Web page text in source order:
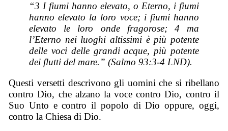
“3 I fiumi hanno elevato, o Eterno, i fiumi
hanno elevato la loro voce; i fiumi hanno
elevato le loro onde fragorose; 4 ma
l’Eterno nei luoghi altissimi è più potente
delle voci delle grandi acque, più potente
dei flutti del mare.” (Salmo 93:3-4 LND).
Questi versetti descrivono gli uomini che si ribellano
contro Dio, che alzano la voce contro Dio, contro il
Suo Unto e contro il popolo di Dio oppure, oggi,
contro la Chiesa di Dio.